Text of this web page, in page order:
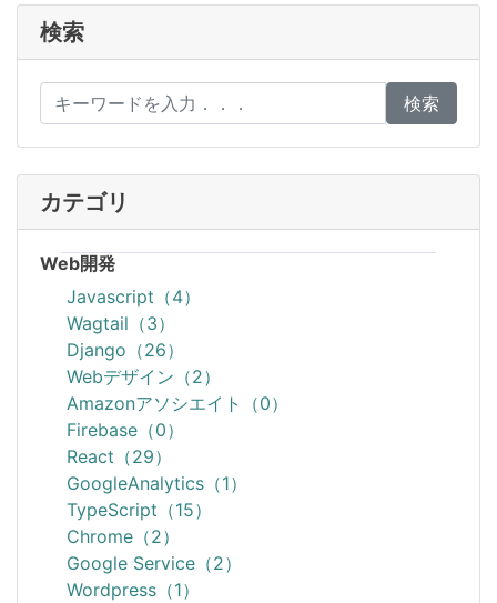
検索
検索
カテゴリ
Web開発
Javascript（4）
Wagtail（3）
Django（26）
Webデザイン（2）
Amazonアソシエイト（0）
Firebase（0）
React（29）
GoogleAnalytics（1）
TypeScript（15）
Chrome（2）
Google Service（2）
Wordpress（1）